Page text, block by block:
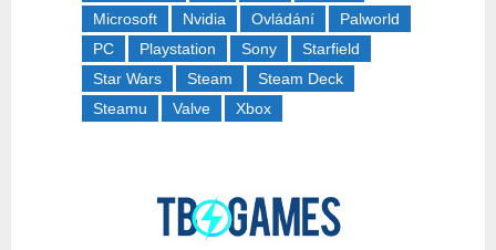
Microsoft
Nvidia Ovládání
Palworld
PC
Playstation Sony
Starfield
Star Wars
Steam
Steam Deck
Steamu
Valve Xbox